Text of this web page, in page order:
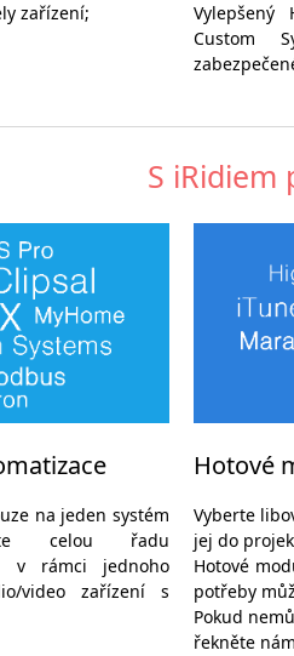
zařízení;
Vylepšený
Custom
S iRidiem
na jeden systém
celou řadu
v rámci jednoho
video zařízení s
Hotové
Vyberte
jej do
Hotové
potřeby
Pokud
řekněte